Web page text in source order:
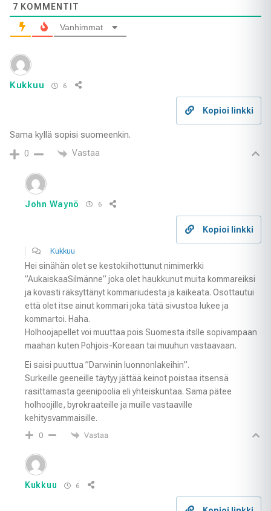
7 KOMMENTIT
Vanhimmat
Kukkuu 6
Kopioi linkki
Sama kyllä sopisi suomeenkin.
0 Vastaa
John Waynö 6
Kopioi linkki
Kukkuu
Hei sinähän olet se kestokiihottunut nimimerkki
”AukaiskaaSilmänne” joka olet haukkunut muita kommareiksi
ja kovasti räksyttänyt kommariudesta ja kaikeata. Osottautui
että olet itse ainut kommari joka tätä sivustoa lukee ja
kommartoi. Haha.
Holhoojapellet voi muuttaa pois Suomesta itslle sopivampaan
maahan kuten Pohjois-Koreaan tai muuhun vastaavaan.
Ei saisi puuttua ”Darwinin luonnonlakeihin”.
Surkeille geeneille täytyy jättää keinot poistaa itsensä
rasittamasta geenipoolia eli yhteiskuntaa. Sama pätee
holhoojille, byrokraateille ja muille vastaaville
kehitysvammaisille.
0 Vastaa
Kukkuu 6